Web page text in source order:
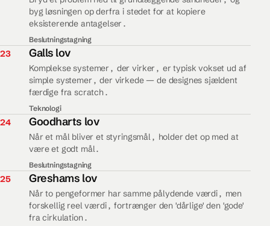
byg løsningen op derfra i stedet for at kopiere
eksisterende antagelser.
Beslutningstagning
23 23.
Galls lov
Komplekse systemer, der virker, er typisk vokset ud af
simple systemer, der virkede — de designes sjældent
færdige fra scratch.
Teknologi
24 24.
Goodharts lov
Når et mål bliver et styringsmål, holder det op med at
være et godt mål.
Beslutningstagning
25 25.
Greshams lov
Når to pengeformer har samme pålydende værdi, men
forskellig reel værdi, fortrænger den 'dårlige' den 'gode'
fra cirkulation.